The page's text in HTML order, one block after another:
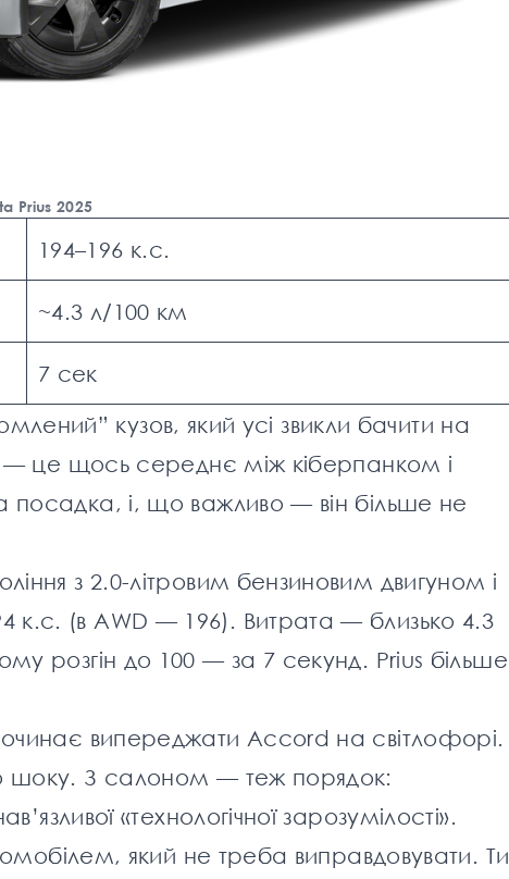
Prius 2025
194–196 к.с.
~4.3 л/100 км
7 сек
кузов, який усі звикли бачити на
— це щось середнє між кіберпанком і
посадка, і, що важливо — він більше не
з 2.0-літровим бензиновим двигуном і
(в AWD — 196). Витрата — близько 4.3
розгін до 100 — за 7 секунд. Prius більше
випереджати Accord на світлофорі.
шоку. З салоном — теж порядок:
«технологічної зарозумілості».
який не треба виправдовувати. Ти